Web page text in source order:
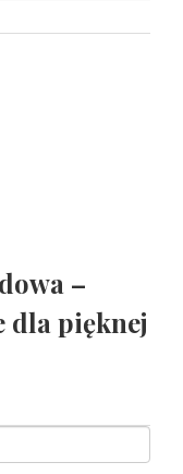
–
dla pięknej